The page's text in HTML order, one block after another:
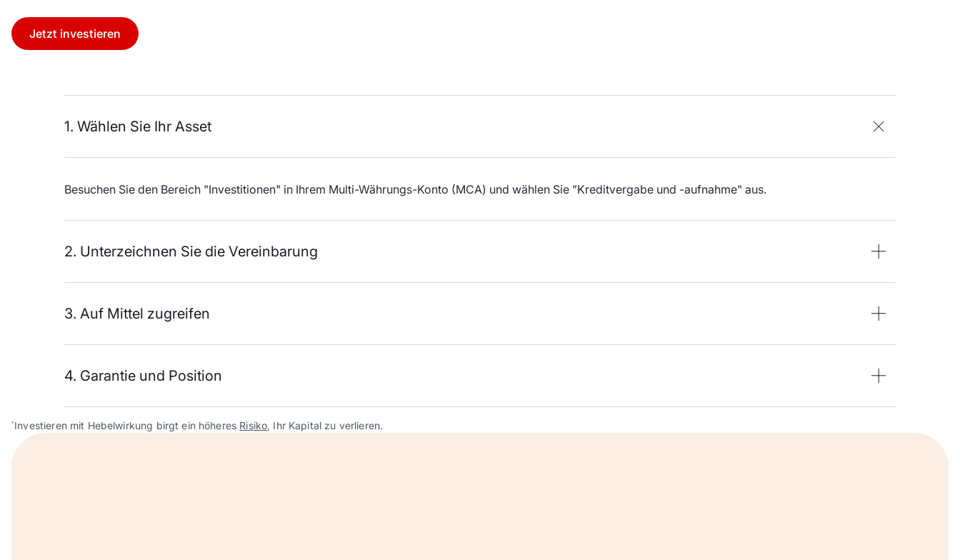
Jetzt investieren
1. Wählen Sie Ihr Asset
Besuchen Sie den Bereich "Investitionen" in Ihrem Multi-Währungs-Konto (MCA) und wählen Sie "Kreditvergabe und -aufnahme" aus.
2. Unterzeichnen Sie die Vereinbarung
3. Auf Mittel zugreifen
4. Garantie und Position
* Investieren mit Hebelwirkung birgt ein höheres Risiko, Ihr Kapital zu verlieren.